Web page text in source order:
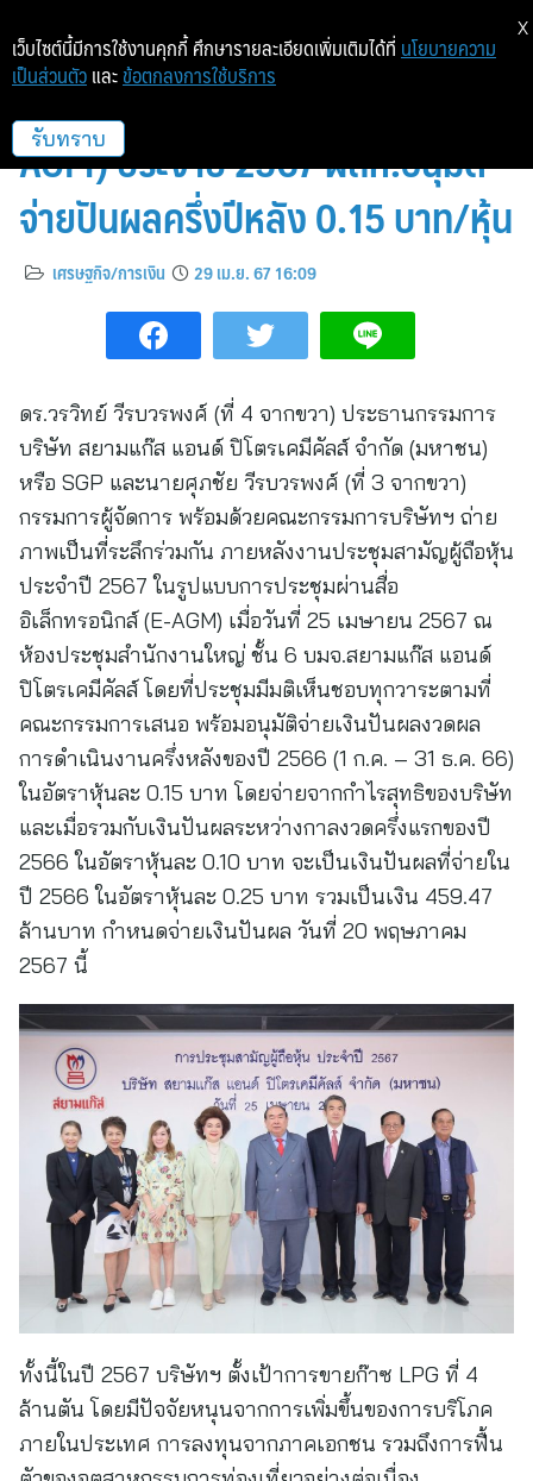
SGP จัดประชุมสามัญผู้ถือหุ้น (E-
AGM) ประจำปี 2567 ผถห.อนุมัติ
จ่ายปันผลครึ่งปีหลัง 0.15 บาท/หุ้น
เศรษฐกิจ/การเงิน 29 เม.ย. 67 16:09
ดร.วรวิทย์ วีรบวรพงศ์ (ที่ 4 จากขวา) ประธานกรรมการ
บริษัท สยามแก๊ส แอนด์ ปิโตรเคมีคัลส์ จำกัด (มหาชน)
หรือ SGP และนายศุภชัย วีรบวรพงศ์ (ที่ 3 จากขวา)
กรรมการผู้จัดการ พร้อมด้วยคณะกรรมการบริษัทฯ ถ่าย
ภาพเป็นที่ระลึกร่วมกัน ภายหลังงานประชุมสามัญผู้ถือหุ้น
ประจำปี 2567 ในรูปแบบการประชุมผ่านสื่อ
อิเล็กทรอนิกส์ (E-AGM) เมื่อวันที่ 25 เมษายน 2567 ณ
ห้องประชุมสำนักงานใหญ่ ชั้น 6 บมจ.สยามแก๊ส แอนด์
ปิโตรเคมีคัลส์ โดยที่ประชุมมีมติเห็นชอบทุกวาระตามที่
คณะกรรมการเสนอ พร้อมอนุมัติจ่ายเงินปันผลงวดผล
การดำเนินงานครึ่งหลังของปี 2566 (1 ก.ค. – 31 ธ.ค. 66)
ในอัตราหุ้นละ 0.15 บาท โดยจ่ายจากกำไรสุทธิของบริษัท
และเมื่อรวมกับเงินปันผลระหว่างกาลงวดครึ่งแรกของปี
2566 ในอัตราหุ้นละ 0.10 บาท จะเป็นเงินปันผลที่จ่ายใน
ปี 2566 ในอัตราหุ้นละ 0.25 บาท รวมเป็นเงิน 459.47
ล้านบาท กำหนดจ่ายเงินปันผล วันที่ 20 พฤษภาคม
2567 นี้
ทั้งนี้ในปี 2567 บริษัทฯ ตั้งเป้าการขายก๊าซ LPG ที่ 4
ล้านตัน โดยมีปัจจัยหนุนจากการเพิ่มขึ้นของการบริโภค
ภายในประเทศ การลงทุนจากภาคเอกชน รวมถึงการฟื้น
เว็บไซต์นี้มีการใช้งานคุกกี้ ศึกษารายละเอียดเพิ่มเติมได้ที่ นโยบายความ
เป็นส่วนตัว และ ข้อตกลงการใช้บริการ
รับทราบ
X